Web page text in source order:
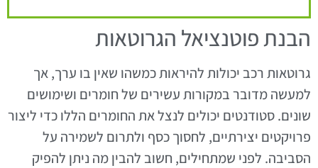
הבנת פוטנציאל הגרוטאות
גרוטאות רכב יכולות להיראות כמשהו שאין בו ערך, אך
למעשה מדובר במקורות עשירים של חומרים ושימושים
שונים. סטודנטים יכולים לנצל את החומרים הללו כדי ליצור
פרויקטים יצירתיים, לחסוך כסף ולתרום לשמירה על
הסביבה. לפני שמתחילים, חשוב להבין מה ניתן להפיק